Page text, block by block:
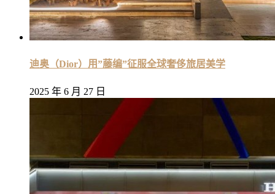
迪奥（Dior）用”藤编”征服全球奢侈旅居美学
2025 年 6 月 27 日